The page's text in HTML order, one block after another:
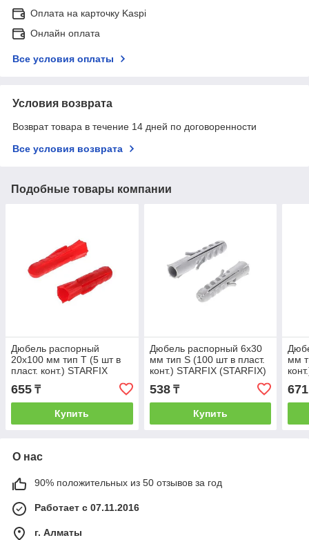
Оплата на карточку Kaspi
Онлайн оплата
Все условия оплаты
Условия возврата
Возврат товара в течение 14 дней по договоренности
Все условия возврата
Подобные товары компании
Дюбель распорный
20х100 мм тип T (5 шт в
пласт. конт.) STARFIX
(STARFIX) (SMP2-20402-
5)
655 ₸
Купить
Дюбель распорный 6х30
мм тип S (100 шт в пласт.
конт.) STARFIX (STARFIX)
(SMP2-53241-100)
538₸
Купить
мм
671
О нас
90% положительных из 50 отзывов за год
Работает с 07.11.2016
г. Алматы